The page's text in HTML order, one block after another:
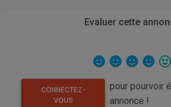
Evaluer cette
CONNECTEZ-
VOUS
pour pourvoir
annonce !